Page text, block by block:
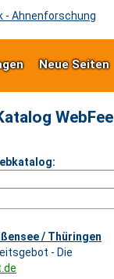
Neue Seiten
WebFee
/ Thüringen
- Die